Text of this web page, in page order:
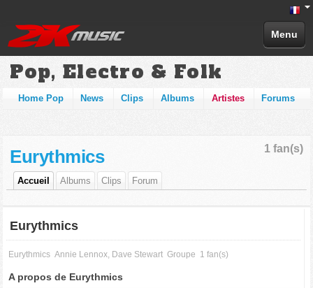
Menu
Pop, Electro & Folk
Home Pop News Clips Albums Artistes Forums
1 fan(s)
Eurythmics
Accueil Albums Clips Forum
Eurythmics
Eurythmics Annie Lennox, Dave Stewart Groupe 1 fan(s)
A propos de Eurythmics